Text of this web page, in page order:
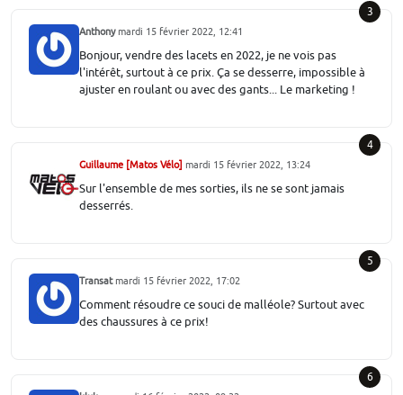
3
Anthonymardi 15 février 2022, 12:41
Bonjour, vendre des lacets en 2022, je ne vois pas
l'intérêt, surtout à ce prix. Ça se desserre, impossible à
ajuster en roulant ou avec des gants... Le marketing !
4
Guillaume [Matos Vélo] mardi 15 février 2022, 13:24
Sur l'ensemble de mes sorties, ils ne se sont jamais
desserrés.
5
Transatmardi 15 février 2022, 17:02
Comment résoudre ce souci de malléole? Surtout avec
des chaussures à ce prix!
6